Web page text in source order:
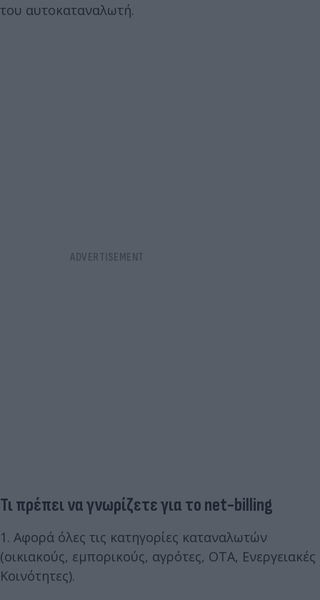
του αυτοκαταναλωτή.
Τι πρέπει να γνωρίζετε για το net-billing
1. Αφορά όλες τις κατηγορίες καταναλωτών
(οικιακούς, εμπορικούς, αγρότες, ΟΤΑ, Ενεργειακές
Κοινότητες).